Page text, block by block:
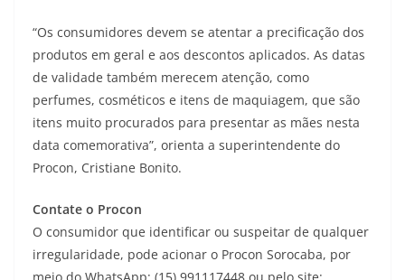
“Os consumidores devem se atentar a precificação dos
produtos em geral e aos descontos aplicados. As datas
de validade também merecem atenção, como
perfumes, cosméticos e itens de maquiagem, que são
itens muito procurados para presentar as mães nesta
data comemorativa”, orienta a superintendente do
Procon, Cristiane Bonito.
Contate o Procon
O consumidor que identificar ou suspeitar de qualquer
irregularidade, pode acionar o Procon Sorocaba, por